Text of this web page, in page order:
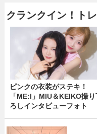
クランクイン！ト
ピンクの衣装がステキ！
「ME:I」MIU＆KEIKO撮り
ろしインタビューフォト